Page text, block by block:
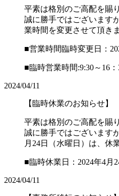
平素は格別のご高配を賜
誠に勝手ではございます
業時間を変更させて頂きま
■営業時間臨時変更日：
■臨時営業時間:9:30～16：
2024/04/11
【臨時休業のお知らせ】
平素は格別のご高配を賜
誠に勝手ではございます
月24日（水曜日）は、休
■臨時休業日：2024年4月
2024/04/11